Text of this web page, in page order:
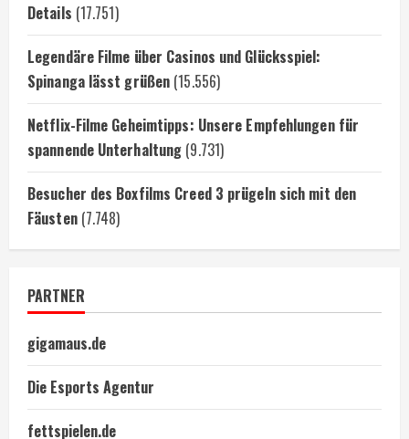
Details (17.751)
Legendäre Filme über Casinos und Glücksspiel:
Spinanga lässt grüßen (15.556)
Netflix-Filme Geheimtipps: Unsere Empfehlungen für
spannende Unterhaltung (9.731)
Besucher des Boxfilms Creed 3 prügeln sich mit den
Fäusten (7.748)
PARTNER
gigamaus.de
Die Esports Agentur
fettspielen.de